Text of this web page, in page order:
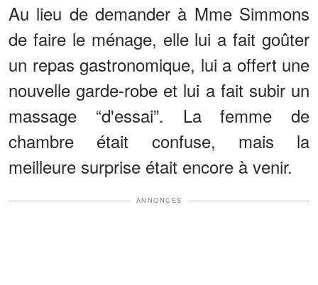
Au lieu de demander à Mme Simmons
de faire le ménage, elle lui a fait goûter
un repas gastronomique, lui a offert une
nouvelle garde-robe et lui a fait subir un
massage “d'essai”. La femme de
chambre était confuse, mais la
meilleure surprise était encore à venir.
ANNONCES